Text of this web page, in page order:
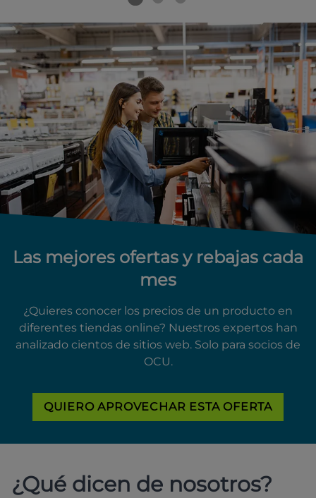
Las mejores ofertas y rebajas cada
mes
¿Quieres conocer los precios de un producto en
diferentes tiendas online? Nuestros expertos han
analizado cientos de sitios web. Solo para socios de
OCU.
QUIERO APROVECHAR ESTA OFERTA
¿Qué dicen de nosotros?